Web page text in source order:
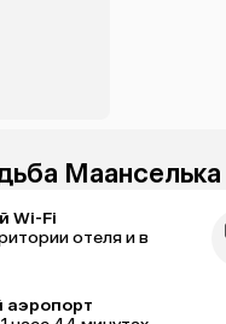
Маанселька
Wi-Fi
отеля и в